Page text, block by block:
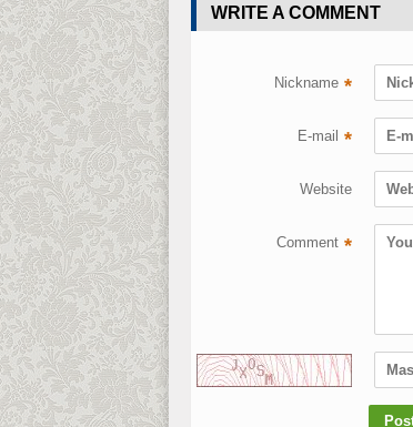
WRITE A COMMENT
Nickname *
E-mail *
Website
Comment *